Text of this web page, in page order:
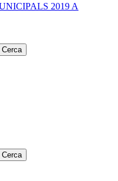
2019 A
Cerca
Cerca